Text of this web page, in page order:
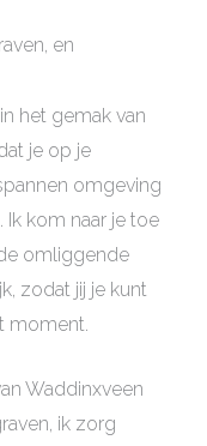
en
het gemak van
je op je
omgeving
Ik kom naar je toe
omliggende
zodat jij je kunt
moment.
Waddinxveen
ik zorg